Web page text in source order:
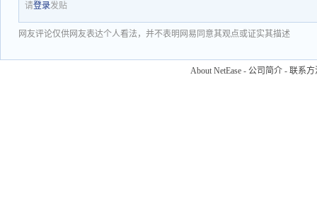
请登录发贴
网友评论仅供网友表达个人看法，并不表明网易同意其观点或证实其描述
About NetEase - 公司简介 - 联系方